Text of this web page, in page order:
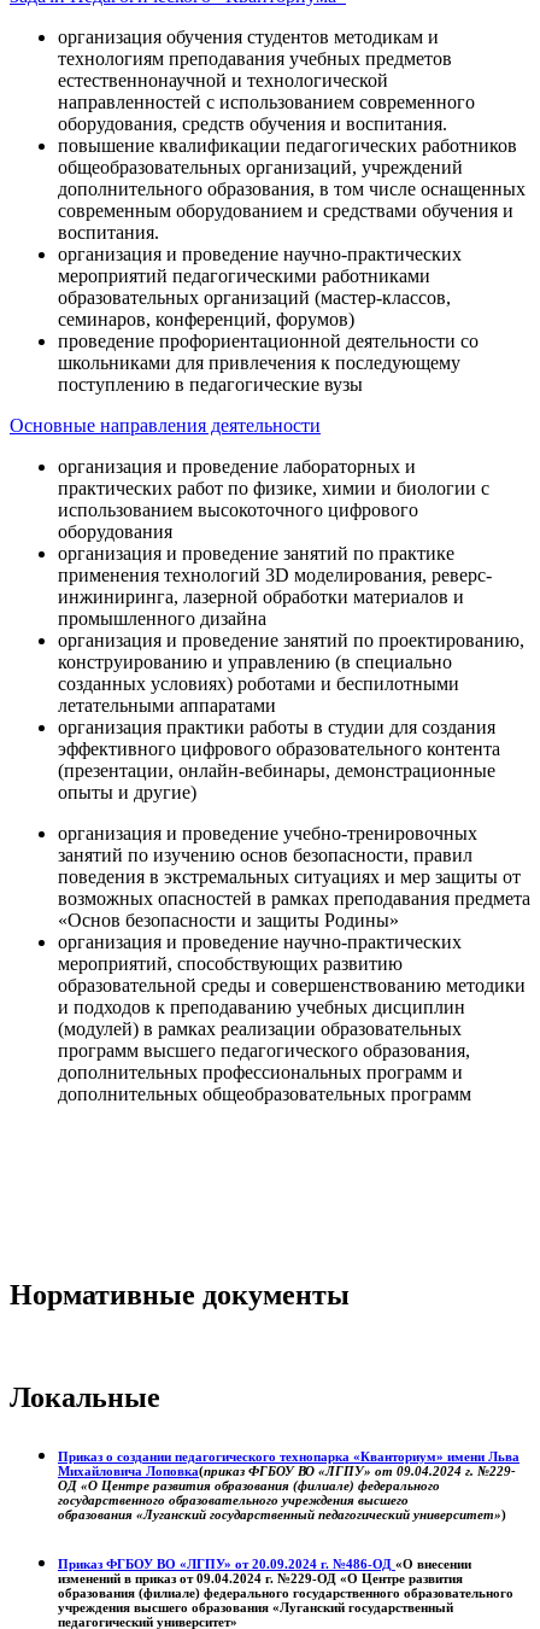
организация обучения студентов методикам и
технологиям преподавания учебных предметов
естественнонаучной и технологической
направленностей с использованием современного
оборудования, средств обучения и воспитания.
повышение квалификации педагогических работников
общеобразовательных организаций, учреждений
дополнительного образования, в том числе оснащенных
современным оборудованием и средствами обучения и
воспитания.
организация и проведение научно-практических
мероприятий педагогическими работниками
образовательных организаций (мастер-классов,
семинаров, конференций, форумов)
проведение профориентационной деятельности со
школьниками для привлечения к последующему
поступлению в педагогические вузы
Основные направления деятельности
организация и проведение лабораторных и
практических работ по физике, химии и биологии с
использованием высокоточного цифрового
оборудования
организация и проведение занятий по практике
применения технологий 3D моделирования, реверс-
инжиниринга, лазерной обработки материалов и
промышленного дизайна
организация и проведение занятий по проектированию,
конструированию и управлению (в специально
созданных условиях) роботами и беспилотными
летательными аппаратами
организация практики работы в студии для создания
эффективного цифрового образовательного контента
(презентации, онлайн-вебинары, демонстрационные
опыты и другие)
организация и проведение учебно-тренировочных
занятий по изучению основ безопасности, правил
поведения в экстремальных ситуациях и мер защиты от
возможных опасностей в рамках преподавания предмета
«Основ безопасности и защиты Родины»
организация и проведение научно-практических
мероприятий, способствующих развитию
образовательной среды и совершенствованию методики
и подходов к преподаванию учебных дисциплин
(модулей) в рамках реализации образовательных
программ высшего педагогического образования,
дополнительных профессиональных программ и
дополнительных общеобразовательных программ
Нормативные документы
Локальные
Приказ о создании педагогического технопарка «Кванториум» имени Льва
Михайловича Лоповка(приказ ФГБОУ ВО «ЛГПУ» от 09.04.2024 г. №229-
ОД «О Центре развития образования (филиале) федерального
государственного образовательного учреждения высшего
образования «Луганский государственный педагогический университет»)
Приказ ФГБОУ ВО «ЛГПУ» от 20.09.2024 г. №486-ОД «О внесении
изменений в приказ от 09.04.2024 г. №229-ОД «О Центре развития
образования (филиале) федерального государственного образовательного
учреждения высшего образования «Луганский государственный
педагогический университет»